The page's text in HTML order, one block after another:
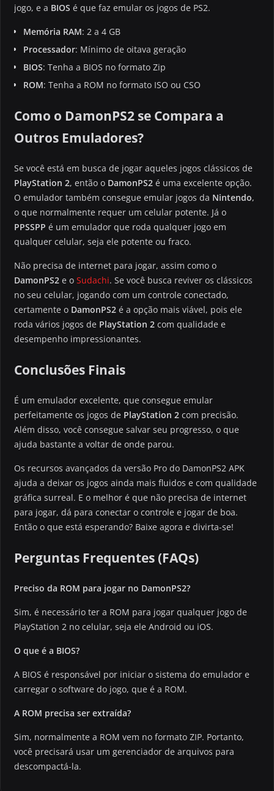
jogo, e a BIOS é que faz emular os jogos de PS2.
Memória RAM: 2 a 4 GB
Processador: Mínimo de oitava geração
BIOS: Tenha a BIOS no formato Zip
ROM: Tenha a ROM no formato ISO ou CSO
Como o DamonPS2 se Compara a
Outros Emuladores?
Se você está em busca de jogar aqueles jogos clássicos de
PlayStation 2, então o DamonPS2 é uma excelente opção.
O emulador também consegue emular jogos da Nintendo,
o que normalmente requer um celular potente. Já o
PPSSPP é um emulador que roda qualquer jogo em
qualquer celular, seja ele potente ou fraco.
Não precisa de internet para jogar, assim como o
DamonPS2 e o Sudachi. Se você busca reviver os clássicos
no seu celular, jogando com um controle conectado,
certamente o DamonPS2 é a opção mais viável, pois ele
roda vários jogos de PlayStation 2 com qualidade e
desempenho impressionantes.
Conclusões Finais
É um emulador excelente, que consegue emular
perfeitamente os jogos de PlayStation 2 com precisão.
Além disso, você consegue salvar seu progresso, o que
ajuda bastante a voltar de onde parou.
Os recursos avançados da versão Pro do DamonPS2 APK
ajuda a deixar os jogos ainda mais fluidos e com qualidade
gráfica surreal. E o melhor é que não precisa de internet
para jogar, dá para conectar o controle e jogar de boa.
Então o que está esperando? Baixe agora e divirta-se!
Perguntas Frequentes (FAQs)
Preciso da ROM para jogar no DamonPS2?
Sim, é necessário ter a ROM para jogar qualquer jogo de
PlayStation 2 no celular, seja ele Android ou iOS.
O que é a BIOS?
A BIOS é responsável por iniciar o sistema do emulador e
carregar o software do jogo, que é a ROM.
A ROM precisa ser extraída?
Sim, normalmente a ROM vem no formato ZIP. Portanto,
você precisará usar um gerenciador de arquivos para
descompactá-la.